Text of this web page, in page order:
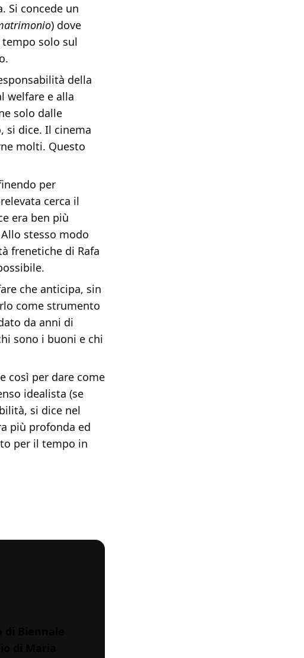
Si concede un
) dove
solo sul
della
welfare e alla
solo dalle
si dice. Il cinema
molti. Questo
per
cerca il
era ben più
stesso modo
frenetiche di Rafa
che anticipa, sin
come strumento
da anni di
sono i buoni e chi
così per dare come
idealista (se
si dice nel
più profonda ed
per il tempo in
Biennale
di Maria